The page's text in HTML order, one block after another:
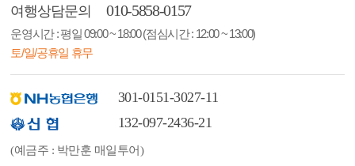
여행상담문의 010-5858-0157
운영시간 : 평일 09:00 ~ 18:00 (점심시간 : 12:00 ~ 13:00)
토/일/공휴일 휴무
301-0151-3027-11
132-097-2436-21
(예금주 : 박만훈 매일투어)